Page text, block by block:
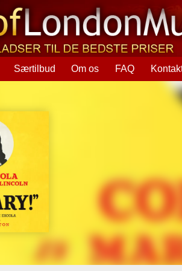
Særtilbud Om os FAQ